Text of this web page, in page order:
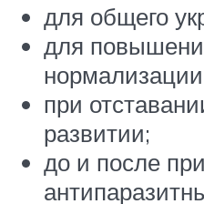
для общего
для
при
развитии;
до и после